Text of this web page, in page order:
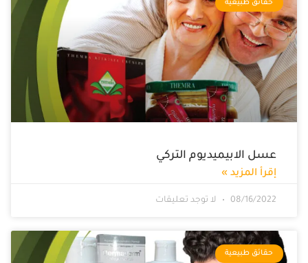
حقائق طبيعية
عسل الابيميديوم التركي
إقرأ المزيد »
08/16/2022 لا توجد تعليقات
حقائق طبيعية